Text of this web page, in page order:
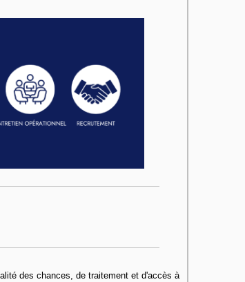
des chances, de traitement et d'accès à